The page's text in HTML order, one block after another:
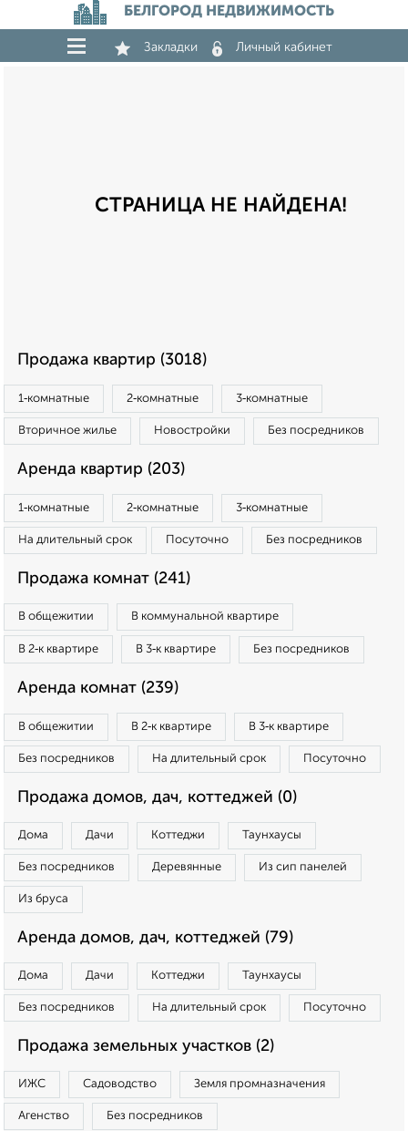
БЕЛГОРОД НЕДВИЖИМОСТЬ
Закладки Личный кабинет
СТРАНИЦА НЕ НАЙДЕНА!
Продажа квартир (3018)
1‑комнатные 2‑комнатные 3‑комнатные
Вторичное жилье Новостройки Без посредников
Аренда квартир (203)
1‑комнатные 2‑комнатные 3‑комнатные
На длительный срок Посуточно Без посредников
Продажа комнат (241)
В общежитии В коммунальной квартире
В 2‑к квартире В 3‑к квартире Без посредников
Аренда комнат (239)
В общежитии В 2‑к квартире В 3‑к квартире
Без посредников На длительный срок Посуточно
Продажа домов, дач, коттеджей (0)
Дома Дачи Коттеджи Таунхаусы
Без посредников Деревянные Из сип панелей
Из бруса
Аренда домов, дач, коттеджей (79)
Дома Дачи Коттеджи Таунхаусы
Без посредников На длительный срок Посуточно
Продажа земельных участков (2)
ИЖС Садоводство Земля промназначения
Агенство Без посредников